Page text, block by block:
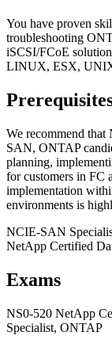
You have proven
troubleshooting
iSCSI/FCoE
LINUX, ESX,
We recommend
SAN, ONTAP
planning,
for customers in FC
implementation
environments is
NCIE-SAN
NetApp Certified
Exams
NS0-520 NetApp
Specialist, ONTAP